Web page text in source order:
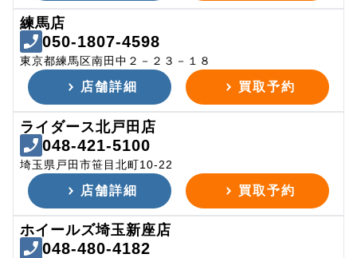
練馬店
050-1807-4598
東京都練馬区南田中２－２３－１８
店舗詳細 買取予約
ライダース北戸田店
048-421-5100
埼玉県戸田市笹目北町10-22
店舗詳細 買取予約
ホイールズ埼玉新座店
048-480-4182